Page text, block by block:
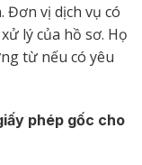
Đơn vị dịch vụ có
lý của hồ sơ. Họ
từ nếu có yêu
phép gốc cho